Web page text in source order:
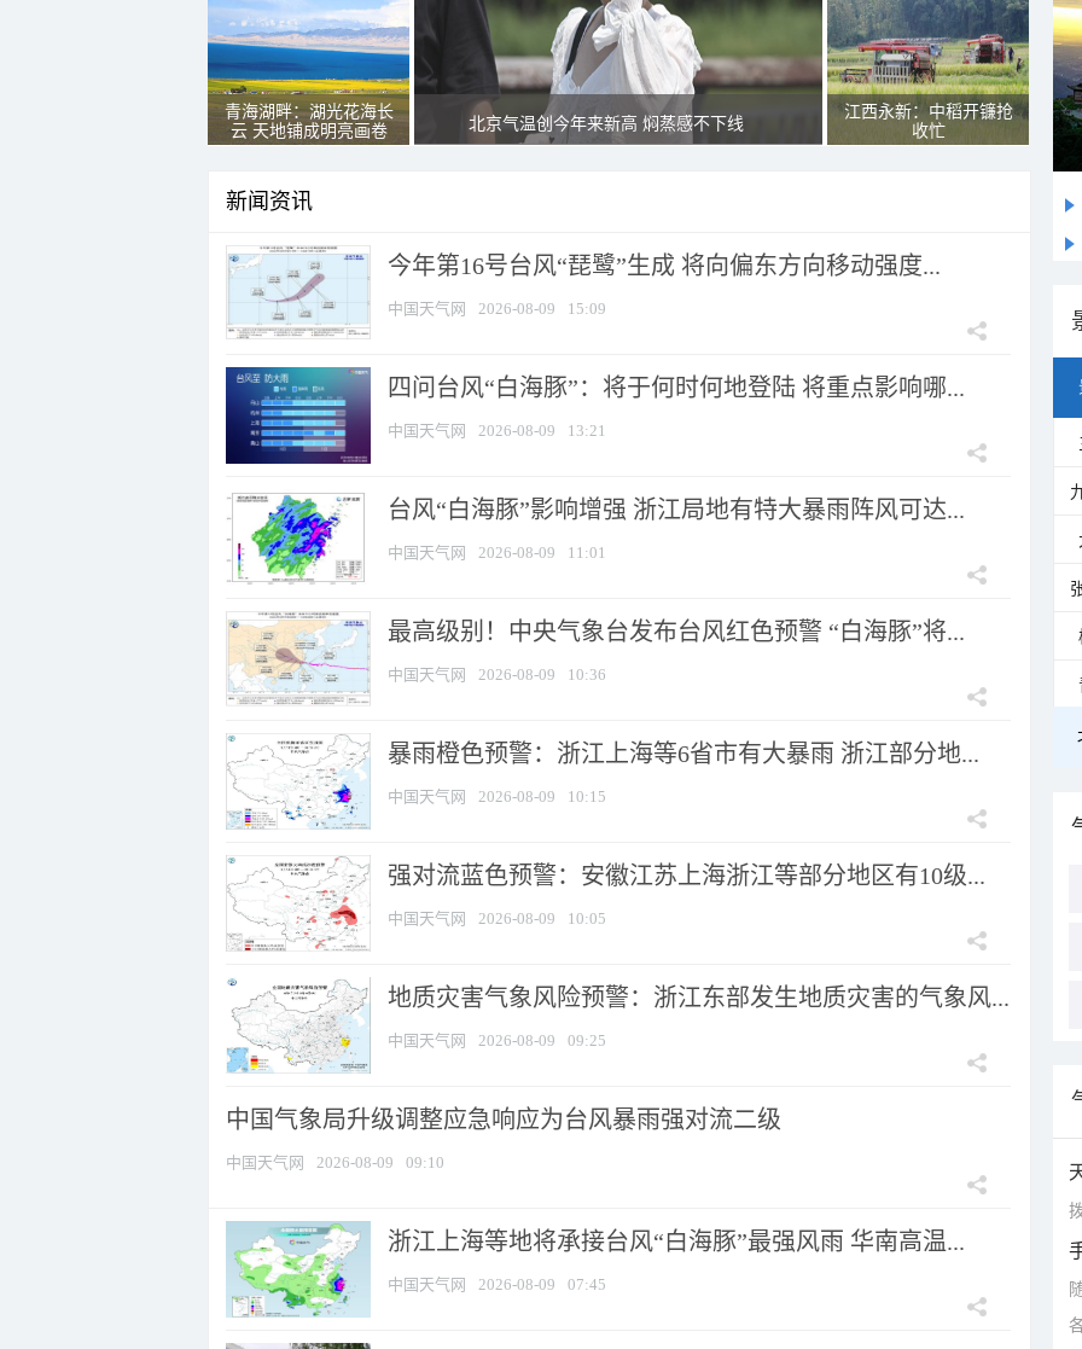
青海湖畔：湖光花海长
云 天地铺成明亮画卷
北京气温创今年来新高 焖蒸感不下线
江西永新：中稻开镰抢
收忙
新闻资讯
今年第16号台风“琵鹭”生成 将向偏东方向移动强度...
中国天气网 2026-08-09 15:09
四问台风“白海豚”：将于何时何地登陆 将重点影响哪...
中国天气网 2026-08-09 13:21
台风“白海豚”影响增强 浙江局地有特大暴雨阵风可达...
中国天气网 2026-08-09 11:01
最高级别！中央气象台发布台风红色预警 “白海豚”将...
中国天气网 2026-08-09 10:36
暴雨橙色预警：浙江上海等6省市有大暴雨 浙江部分地...
中国天气网 2026-08-09 10:15
强对流蓝色预警：安徽江苏上海浙江等部分地区有10级...
中国天气网 2026-08-09 10:05
地质灾害气象风险预警：浙江东部发生地质灾害的气象风...
中国天气网 2026-08-09 09:25
中国气象局升级调整应急响应为台风暴雨强对流二级
中国天气网 2026-08-09 09:10
浙江上海等地将承接台风“白海豚”最强风雨 华南高温...
中国天气网 2026-08-09 07:45